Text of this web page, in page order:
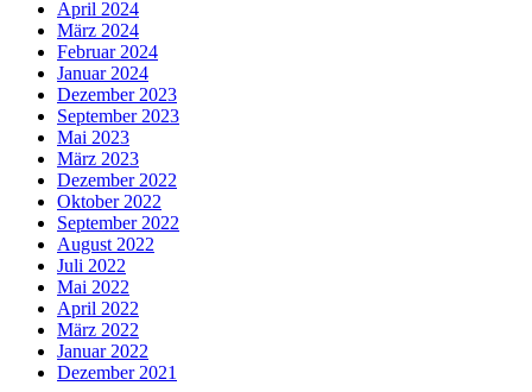
April 2024
März 2024
Februar 2024
Januar 2024
Dezember 2023
September 2023
Mai 2023
März 2023
Dezember 2022
Oktober 2022
September 2022
August 2022
Juli 2022
Mai 2022
April 2022
März 2022
Januar 2022
Dezember 2021